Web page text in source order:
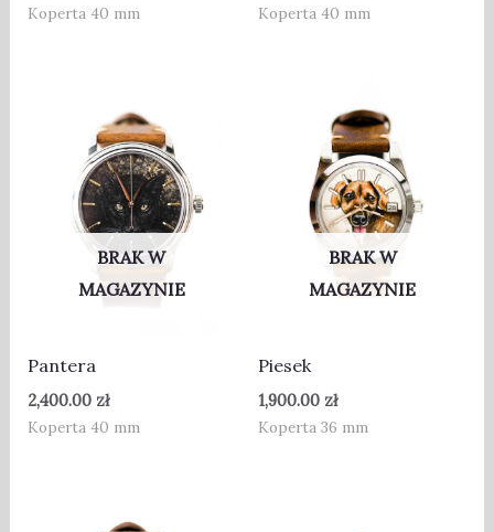
Koperta 40 mm
Koperta 40 mm
BRAK W
MAGAZYNIE
Pantera
2,400.00 zł
Koperta 40 mm
BRAK W
MAGAZYNIE
Piesek
1,900.00 zł
Koperta 36 mm